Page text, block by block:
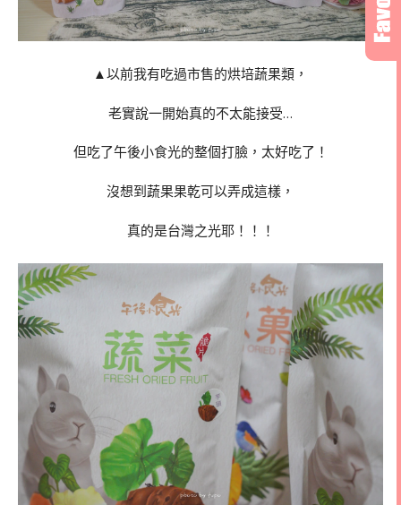
▲以前我有吃過市售的烘培蔬果類，
老實說一開始真的不太能接受…
但吃了午後小食光的整個打臉，太好吃了！
沒想到蔬果果乾可以弄成這樣，
真的是台灣之光耶！！！